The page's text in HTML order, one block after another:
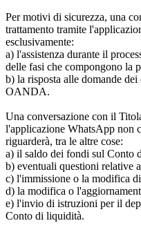
Per motivi di sicurezza, una
trattamento tramite
esclusivamente:
a) l'assistenza durante il
delle fasi che compongono la
b) la risposta alle domande
OANDA.
Una conversazione con il
l'applicazione WhatsApp non
riguarderà, tra le altre cose:
a) il saldo dei fondi sul Conto
b) eventuali questioni relative
c) l'immissione o la modifica
d) la modifica o
e) l'invio di istruzioni per il
Conto di liquidità.